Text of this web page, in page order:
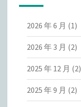
2026 年 6 月 (1)
2026 年 3 月 (2)
2025 年 12 月 (2)
2025 年 9 月 (2)